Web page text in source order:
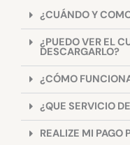
¿CUÁNDO Y
¿PUEDO VER EL
DESCARGARLO?
¿CÓMO
¿QUE SERVICIO
REALIZE MI PAGO